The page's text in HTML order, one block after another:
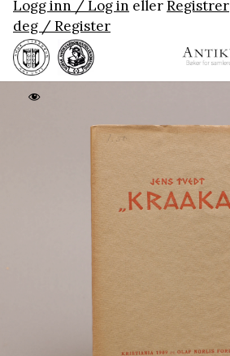
Logg inn / Log in ellerRegistrer
deg / Register